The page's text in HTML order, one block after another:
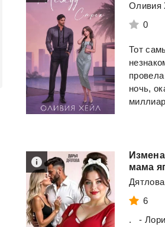
Оливия
0
Тот
ночь,
мама
6
. -